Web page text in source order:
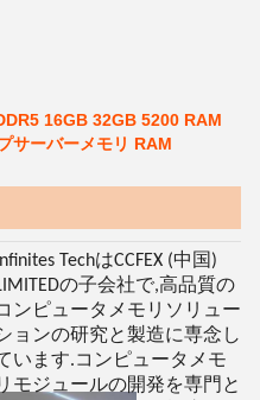
16GB 32GB 5200 RAM
サーバーメモリ RAM
Infinites TechはCCFEX (中国)
の子会社で,高品質の
ンピュータメモリソリュー
ョンの研究と製造に専念し
います.コンピュータメモ
モジュールの開発を専門と